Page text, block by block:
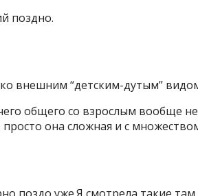
поздно.
внешним “детским-дутым”
общего со взрослым вообще
она сложная и с